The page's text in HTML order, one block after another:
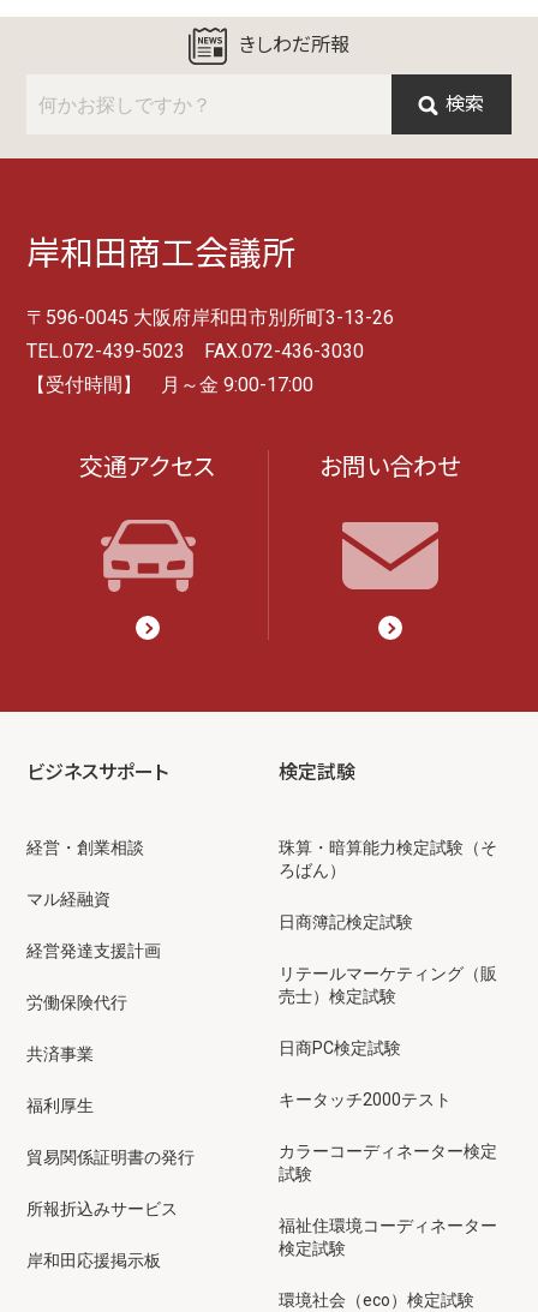
きしわだ所報
検索
岸和田商工会議所
〒596-0045 大阪府岸和田市別所町3-13-26
TEL.072-439-5023 FAX.072-436-3030
【受付時間】 月～金 9:00-17:00
交通アクセス お問い合わせ
ビジネスサポート
経営・創業相談
マル経融資
経営発達支援計画
労働保険代行
共済事業
福利厚生
貿易関係証明書の発行
所報折込みサービス
岸和田応援掲示板
検定試験
珠算・暗算能力検定試験（そ
ろばん）
日商簿記検定試験
リテールマーケティング（販
売士）検定試験
日商PC検定試験
キータッチ2000テスト
カラーコーディネーター検定
試験
福祉住環境コーディネーター
検定試験
環境社会（eco）検定試験